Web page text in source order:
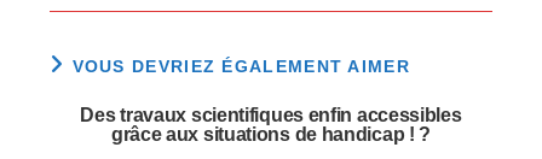
VOUS DEVRIEZ ÉGALEMENT AIMER
Des travaux scientifiques enfin accessibles
grâce aux situations de handicap ! ?